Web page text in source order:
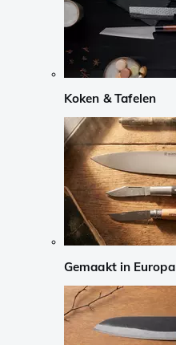
Koken & Tafelen
Gemaakt in Europa